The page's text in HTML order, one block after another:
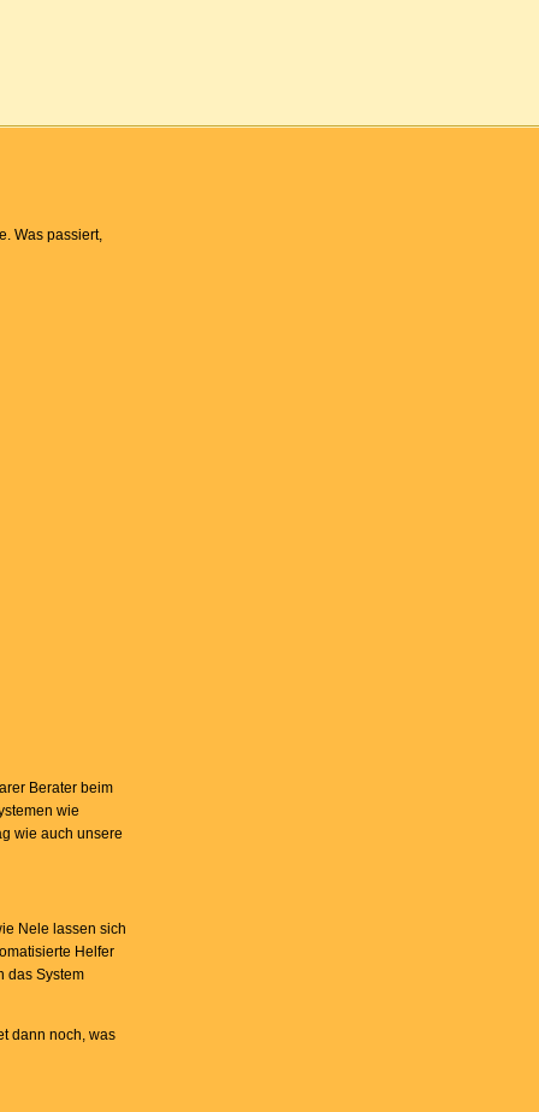
Was passiert,
Berater beim
wie
wie auch unsere
Nele lassen sich
Helfer
das System
dann noch, was